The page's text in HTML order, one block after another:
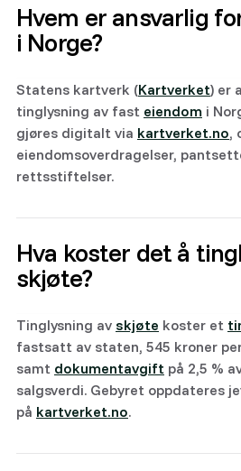
Hvem er ansvarlig
i Norge?
Statens kartverk (Kartverket) er
tinglysning av fast eiendom i
gjøres digitalt via kartverket.no,
eiendomsoverdragelser,
rettsstiftelser.
Hva koster det å
skjøte?
Tinglysning av skjøte koster et
fastsatt av staten, 545 kroner
samt dokumentavgift på 2,5 %
salgsverdi. Gebyret oppdateres
på kartverket.no.